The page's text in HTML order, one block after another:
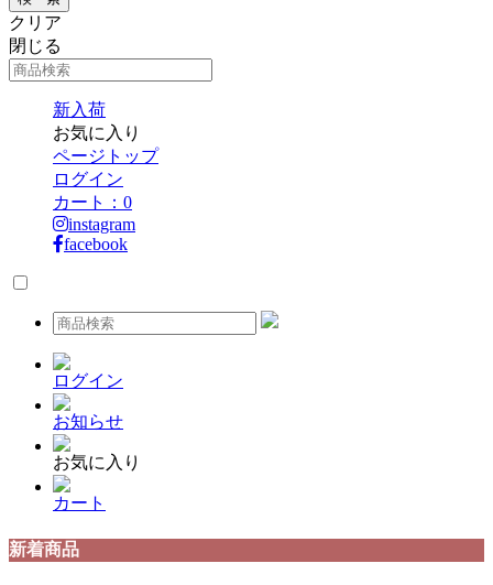
クリア
閉じる
新入荷
お気に入り
ページトップ
ログイン
カート： 0
instagram
facebook
ログイン
お知らせ
お気に入り
カート
新着商品